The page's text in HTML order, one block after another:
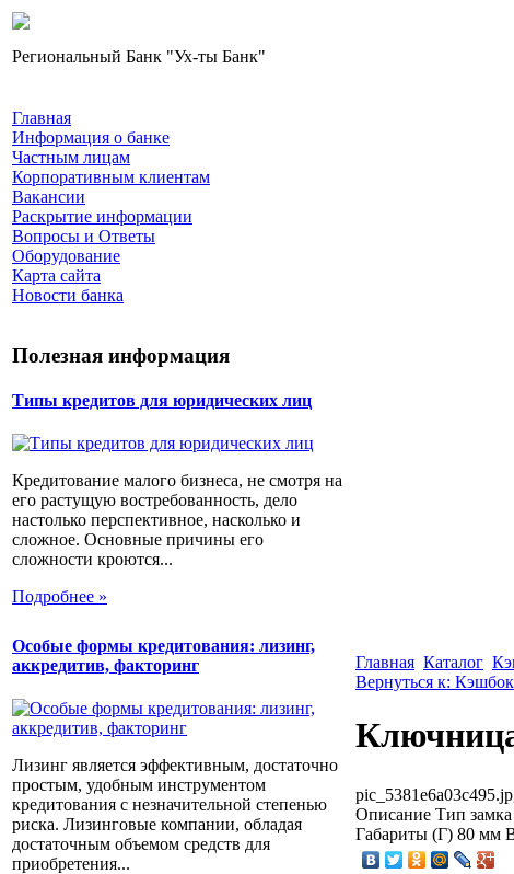
Региональный Банк "Ух-ты Банк"
Главная
Информация о банке
Частным лицам
Корпоративным клиентам
Вакансии
Раскрытие информации
Вопросы и Ответы
Оборудование
Карта сайта
Новости банка
Полезная информация
Типы кредитов для юридических лиц
Кредитование малого бизнеса, не смотря на
его растущую востребованность, дело
настолько перспективное, насколько и
сложное. Основные причины его
сложности кроются...
Подробнее »
Особые формы кредитования: лизинг,
аккредитив, факторинг
Лизинг является эффективным, достаточно
простым, удобным инструментом
кредитования с незначительной степенью
риска. Лизинговые компании, обладая
достаточным объемом средств для
приобретения...
Главная Каталог
Вернуться к:
Описание Тип
Габариты (Г) 80 мм